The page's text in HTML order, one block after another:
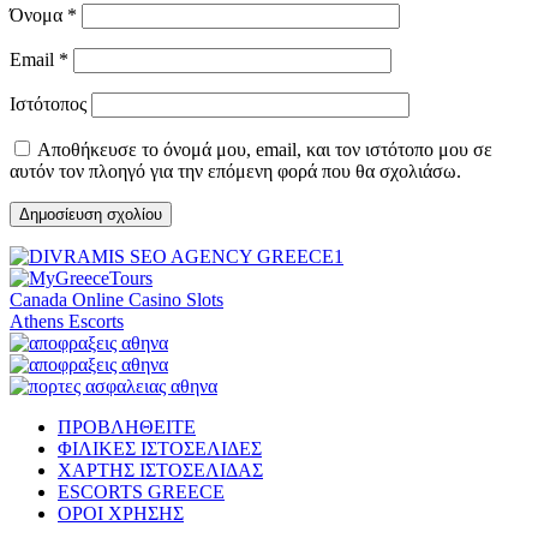
Όνομα *
Email *
Ιστότοπος
Αποθήκευσε το όνομά μου, email, και τον ιστότοπο μου σε
αυτόν τον πλοηγό για την επόμενη φορά που θα σχολιάσω.
Canada Online Casino Slots
Athens Escorts
ΠΡΟΒΛΗΘΕΙΤΕ
ΦΙΛΙΚΕΣ ΙΣΤΟΣΕΛΙΔΕΣ
ΧΑΡΤΗΣ ΙΣΤΟΣΕΛΙΔΑΣ
ESCORTS GREECE
ΟΡΟΙ ΧΡΗΣΗΣ